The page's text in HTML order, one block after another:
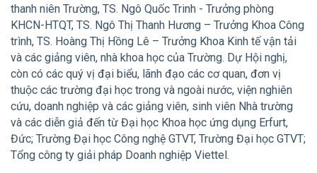
thanh niên Trường, TS. Ngô Quốc Trinh - Trưởng phòng
KHCN-HTQT, TS. Ngô Thị Thanh Hương – Trưởng Khoa Công
trình, TS. Hoàng Thị Hồng Lê – Trưởng Khoa Kinh tế vận tải
và các giảng viên, nhà khoa học của Trường. Dự Hội nghị,
còn có các quý vị đại biểu, lãnh đạo các cơ quan, đơn vị
thuộc các trường đại học trong và ngoài nước, viện nghiên
cứu, doanh nghiệp và các giảng viên, sinh viên Nhà trường
và các diễn giả đến từ Đại học Khoa học ứng dụng Erfurt,
Đức; Trường Đại học Công nghệ GTVT, Trường Đại học GTVT;
Tổng công ty giải pháp Doanh nghiệp Viettel.